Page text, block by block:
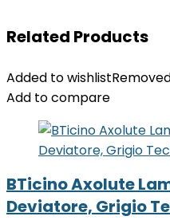
Related Products
Added to wishlist
Add to compare
BTicino Axolute
Deviatore, Grigio